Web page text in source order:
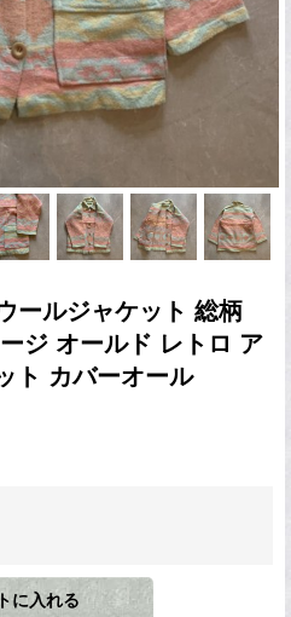
ールジャケット 総柄
ジ オールド レトロ ア
ト カバーオール